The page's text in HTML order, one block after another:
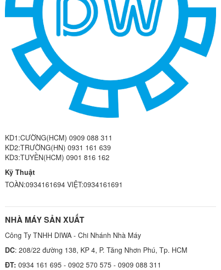
KD1:CƯỜNG(HCM) 0909 088 311
KD2:TRƯỜNG(HN) 0931 161 639
KD3:TUYỀN(HCM) 0901 816 162
Kỹ Thuật
TOÀN:0934161694 VIỆT:0934161691
NHÀ MÁY SẢN XUẤT
Công Ty TNHH DIWA - Chi Nhánh Nhà Máy
DC: 208/22 đường 138, KP 4, P. Tăng Nhơn Phú, Tp. HCM
ĐT: 0934 161 695 - 0902 570 575 - 0909 088 311